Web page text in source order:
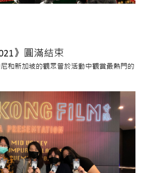
》圓滿結束
和新加坡的觀眾曾於活動中觀賞最熱門的